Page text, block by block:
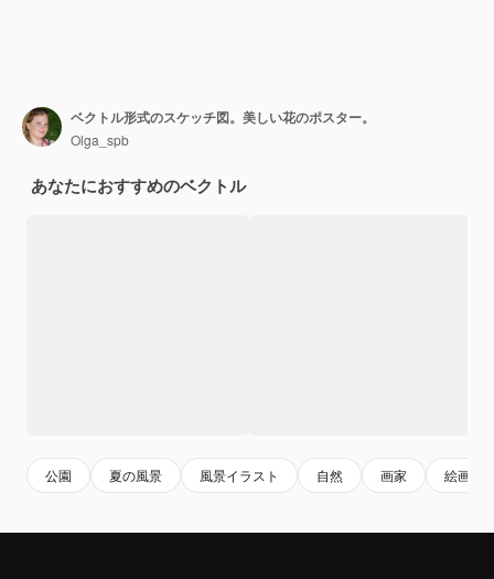
ベクトル形式のスケッチ図。美しい花のポスター。
Olga_spb
あなたにおすすめのベクトル
公園 夏の風景 風景イラスト 自然 画家 絵画